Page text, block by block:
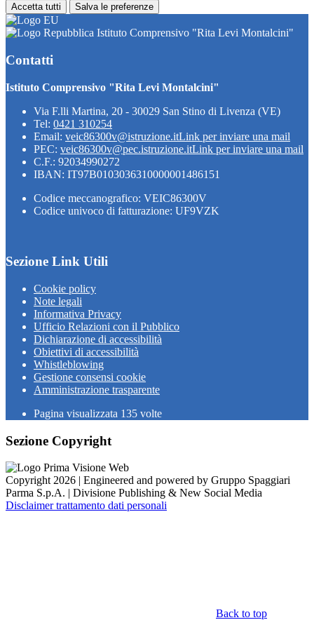
Accetta tutti Salva le preferenze
Istituto Comprensivo "Rita Levi Montalcini"
Contatti
Istituto Comprensivo "Rita Levi Montalcini"
Via F.lli Martina, 20 - 30029 San Stino di Livenza (VE)
Tel: 0421 310254
Email: veic86300v@istruzione.itLink per inviare una mail
PEC: veic86300v@pec.istruzione.itLink per inviare una mail
C.F.: 92034990272
IBAN: IT97B0103036310000001486151
Codice meccanografico: VEIC86300V
Codice univoco di fatturazione: UF9VZK
Sezione Link Utili
Cookie policy
Note legali
Informativa Privacy
Ufficio Relazioni con il Pubblico
Dichiarazione di accessibilità
Obiettivi di accessibilità
Whistleblowing
Gestione consensi cookie
Amministrazione trasparente
Pagina visualizzata 135 volte
Sezione Copyright
Copyright 2026 | Engineered and powered by Gruppo Spaggiari
Parma S.p.A. | Divisione Publishing & New Social Media
Disclaimer trattamento dati personali
Back to top